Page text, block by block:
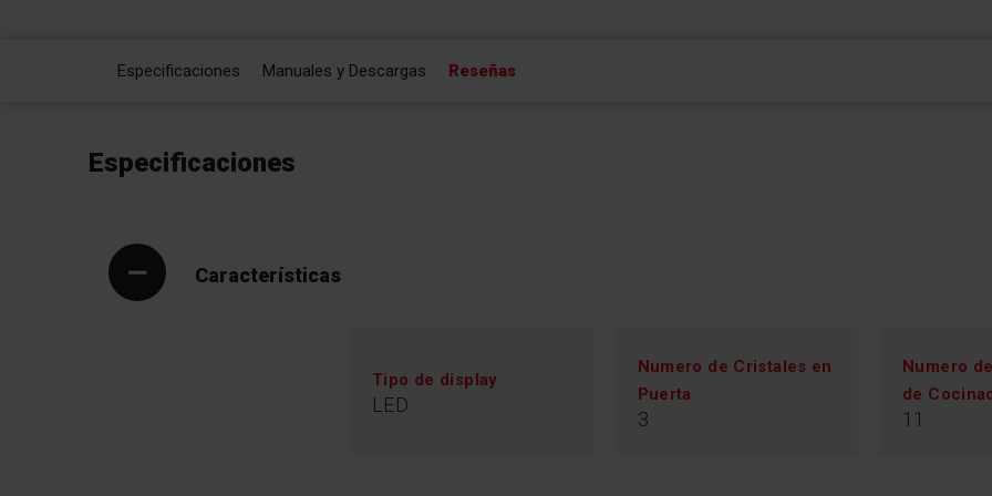
Especificaciones Manuales y Descargas Reseñas
Especificaciones
Características
Tipo de display
LED
Numero de Cristales en
Puerta
3
Numero
de
11